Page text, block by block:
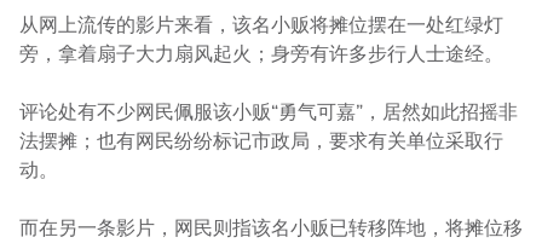
从网上流传的影片来看，该名小贩将摊位摆在一处红绿灯
旁，拿着扇子大力扇风起火；身旁有许多步行人士途经。
评论处有不少网民佩服该小贩“勇气可嘉”，居然如此招摇非
法摆摊；也有网民纷纷标记市政局，要求有关单位采取行
动。
而在另一条影片，网民则指该名小贩已转移阵地，将摊位移